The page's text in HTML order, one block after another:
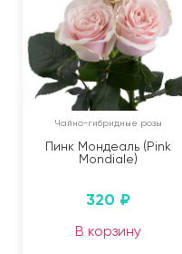
Чайно-гибридные розы
Пинк Мондеаль (Pink
Mondiale)
320 ₽
В корзину